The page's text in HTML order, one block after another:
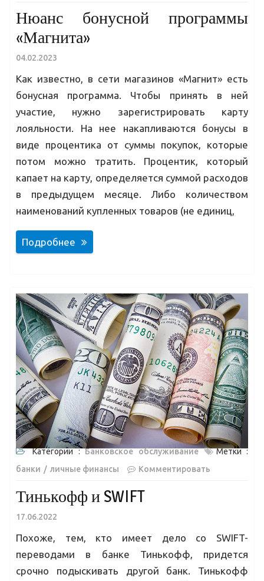
Нюанс бонусной программы
«Магнита»
04.02.2023
Как известно, в сети магазинов «Магнит» есть
бонусная программа. Чтобы принять в ней
участие, нужно зарегистрировать карту
лояльности. На нее накапливаются бонусы в
виде процентика от суммы покупок, которые
потом можно тратить. Процентик, который
капает на карту, определяется суммой расходов
в предыдущем месяце. Либо количеством
наименований купленных товаров (не единиц,
Подробнее
Категории :Банковское обслуживание
Метки :
банки
личные финансы Комментировать
Тинькофф и SWIFT
17.06.2022
Похоже, тем, кто имеет дело со SWIFT-
переводами в банке Тинькофф, придется
срочно подыскивать другой банк. Тинькофф